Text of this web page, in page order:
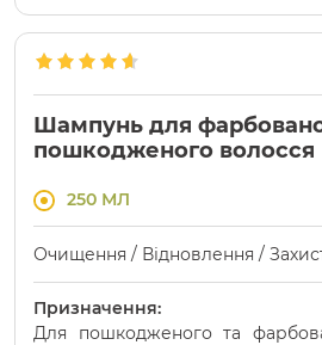
Шампунь для
пошкодженого волосся
250 МЛ
Очищення / Відновлення /
Призначення:
Для пошкодженого та